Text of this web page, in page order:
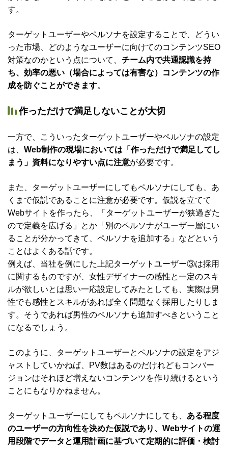
す。
ターゲットユーザーやペルソナを設定することで、どうい
った市場、どのようなユーザーに向けてのコンテンツSEO
対策なのかという点について、 チーム内で共通認識を持
ち、効率の悪い（場合によっては有害な）コンテンツの作
成を防ぐことができます。
作っただけで満足しないことが大切
一方で、こういったターゲットユーザーやペルソナの設定
は、 Web制作の現場においては「作っただけで満足してし
まう」資料になりやすい点に注意が必要です。
また、ターゲットユーザーにしてもペルソナにしても、あ
くまで仮説であることに注意が必要です。仮説を立てて
Webサイトを作ったら、「ターゲットユーザーが狭過ぎた
ので定義を広げる」とか「別のペルソナがユーザー層にい
ることが分かってきて、ペルソナを追加する」などという
ことはよくある話です。
例えば、当社を例にした上記ターゲットユーザー③は採用
に関するものですが、女性デザイナーの感性と一定のスキ
ルが欲しいとは思い一応設定してみたとしても、実際は男
性でも感性とスキルがあれば全く問題なく採用したりしま
す。そうであれば男性のペルソナも追加すべきということ
になるでしょう。
このように、ターゲットユーザーとペルソナの設定をアジ
ャストしていかねば、PV数はあるのだけれどもコンバー
ジョンはそれほど増えないコンテンツを作り続けるという
ことにもなりかねません。
ターゲットユーザーにしてもペルソナにしても、 ある程度
のユーザーの方向性を決めた仮説であり、Webサイトの運
用段階でデータと運用計画に基づいて定期的に評価・検討